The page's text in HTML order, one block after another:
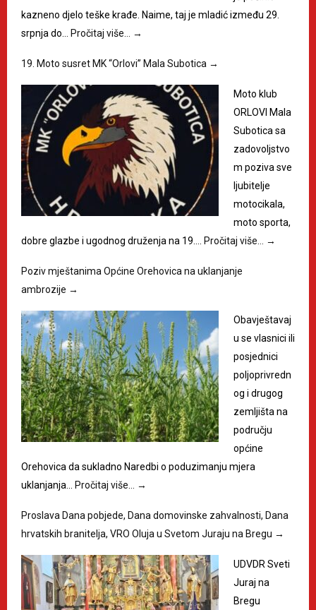
kazneno djelo teške krađe. Naime, taj je mladić između 29.
srpnja do…
Pročitaj više… →
19. Moto susret MK “Orlovi” Mala Subotica →
Moto klub
ORLOVI Mala
Subotica sa
zadovoljstvo
m poziva sve
ljubitelje
motocikala,
moto sporta,
dobre glazbe i ugodnog druženja na 19.…
Pročitaj više… →
Poziv mještanima Općine Orehovica na uklanjanje
ambrozije →
Obavještavaj
u se vlasnici ili
posjednici
poljoprivredn
og i drugog
zemljišta na
području
općine
Orehovica da sukladno Naredbi o poduzimanju mjera
uklanjanja…
Pročitaj više… →
Proslava Dana pobjede, Dana domovinske zahvalnosti, Dana
hrvatskih branitelja, VRO Oluja u Svetom Juraju na Bregu →
UDVDR Sveti
Juraj na
Bregu